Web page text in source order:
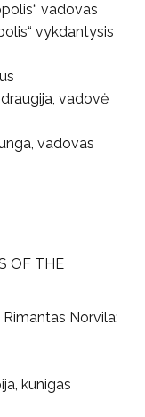
vadovas
vykdantysis
vadovė
vadovas
OF THE
Norvila;
kunigas